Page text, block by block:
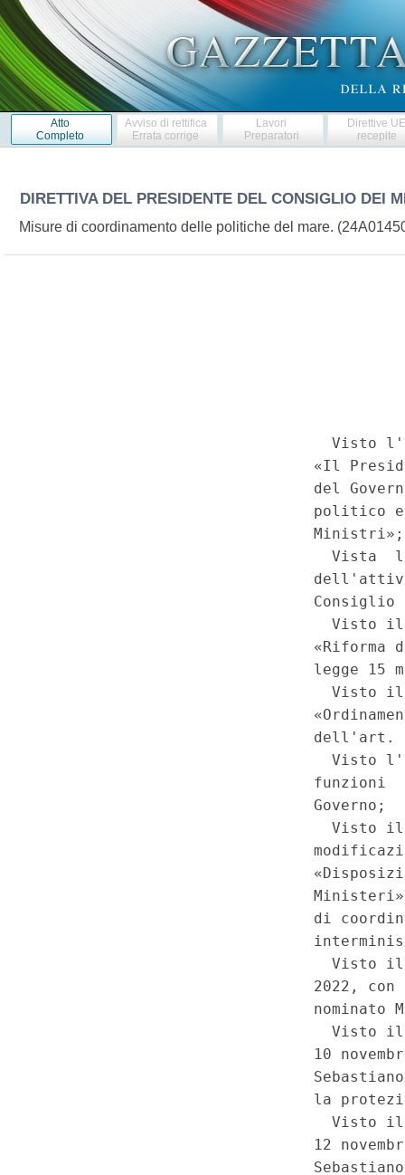
Atto
Completo
Avviso di rettifica
Errata corrige
Lavori
Preparatori
Direttive
recepite
DIRETTIVA DEL PRESIDENTE DEL CONSIGLIO DEI
Misure di coordinamento delle politiche del mare.